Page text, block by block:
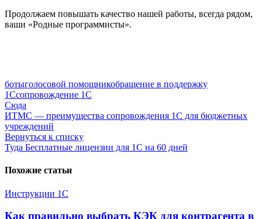
Продолжаем повышать качество нашей работы, всегда рядом,
ваши «Родные программисты».
ботыголосовой помощникобращение в поддержку
1Ссопровождение 1С
Сюда
ИТМС — преимущества сопровождения 1С для бюджетных
учреждений
Вернуться к списку
Туда Бесплатные лицензии для 1С на 60 дней
Похожие статьи
Инструкции 1С
Как правильно выбрать КЭК для контрагента в